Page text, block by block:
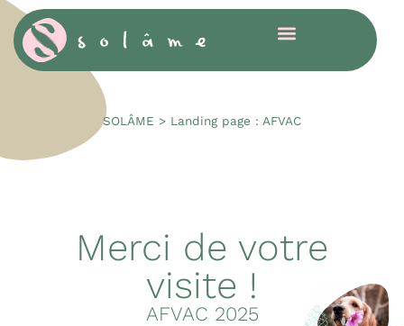
SOLÂME > Landing page : AFVAC
Merci de votre
visite !
AFVAC 2025
Cookies management panel